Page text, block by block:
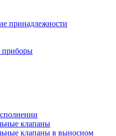
принадлежности
приборы
клапаны
клапаны в выносном